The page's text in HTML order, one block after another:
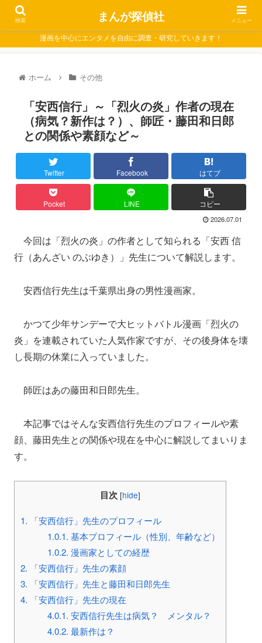
漫画を中心にエンタメを自由に調査・研究していきます！
ホーム その他
「安西信行」～「烈火の炎」作者の現在
（病気？新作は？）、師匠・藤田和日郎
との関係や素顔など～
Twitter Facebook はてブ
Pocket LINE コピー
2026.07.01
今回は「烈火の炎」の作者として知られる「安西 信
行（あんざい のぶゆき）」先生について解説します。
安西信行先生は千葉県出身の男性漫画家。
かつて少年サンデーで大ヒットバトル漫画「烈火の
炎」を連載されていた人気作家ですが、その後身体を壊
し長期の休業に入っていました。
師匠はあの藤田和日郎先生。
本記事ではそんな安西信行先生のプロフィールや素
顔、藤田先生との関係や現在を中心に解説してまいりま
す。
目次 [hide]
1. 「安西信行」先生のプロフィール
1.0.1. 基本プロフィール（性別、年齢など）
1.0.2. 漫画家としての経歴
2. 「安西信行」先生の素顔
3. 「安西信行」先生と藤田和日郎先生
4. 「安西信行」先生の現在
4.0.1. 安西信行先生は病気？ メンタル？
4.0.2. 最新作は？
検索 まんが探偵社 メニュー